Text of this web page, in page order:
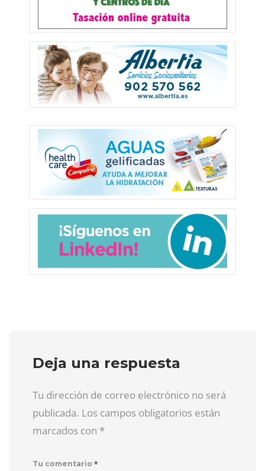
Deja una respuesta
Tu dirección de correo electrónico no será
publicada. Los campos obligatorios están
marcados con *
Tu comentario *